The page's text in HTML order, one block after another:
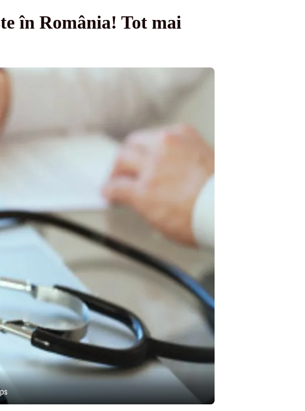
în România! Tot mai